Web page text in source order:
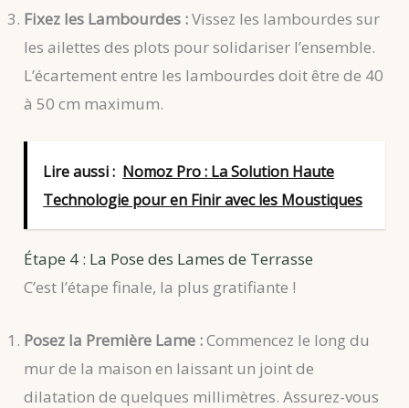
Fixez les Lambourdes :Vissez les lambourdes sur
les ailettes des plots pour solidariser l’ensemble.
L’écartement entre les lambourdes doit être de 40
à 50 cm maximum.
Lire aussi : Nomoz Pro : La Solution Haute
Technologie pour en Finir avec les Moustiques
Étape 4 : La Pose des Lames de Terrasse
C’est l’étape finale, la plus gratifiante !
Posez la Première Lame :Commencez le long du
mur de la maison en laissant un joint de
dilatation de quelques millimètres. Assurez-vous